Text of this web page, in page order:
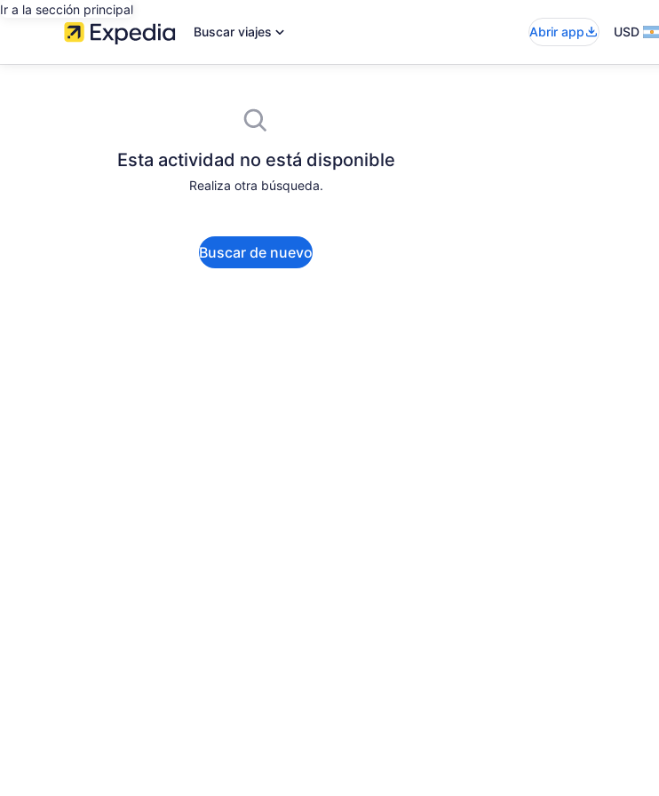
Ir a la sección principal
Buscar viajes
Abrir app USD
Esta actividad no está disponible
Realiza otra búsqueda.
Buscar de nuevo